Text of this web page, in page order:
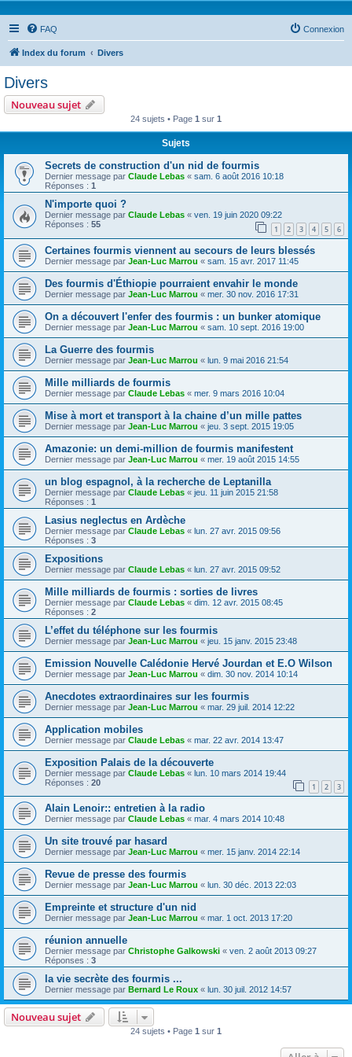
FAQ Connexion
Index du forum Divers
Divers
Nouveau sujet
24 sujets • Page 1 sur 1
Sujets
Secrets de construction d'un nid de fourmis
Dernier message par Claude Lebas « sam. 6 août 2016 10:18
Réponses : 1
N'importe quoi ?
Dernier message par Claude Lebas « ven. 19 juin 2020 09:22
Réponses : 55 1 2 3 4 5 6
Certaines fourmis viennent au secours de leurs blessés
Dernier message par Jean-Luc Marrou « sam. 15 avr. 2017 11:45
Des fourmis d'Éthiopie pourraient envahir le monde
Dernier message par Jean-Luc Marrou « mer. 30 nov. 2016 17:31
On a découvert l'enfer des fourmis : un bunker atomique
Dernier message par Jean-Luc Marrou « sam. 10 sept. 2016 19:00
La Guerre des fourmis
Dernier message par Jean-Luc Marrou « lun. 9 mai 2016 21:54
Mille milliards de fourmis
Dernier message par Claude Lebas « mer. 9 mars 2016 10:04
Mise à mort et transport à la chaine d’un mille pattes
Dernier message par Jean-Luc Marrou « jeu. 3 sept. 2015 19:05
Amazonie: un demi-million de fourmis manifestent
Dernier message par Jean-Luc Marrou « mer. 19 août 2015 14:55
un blog espagnol, à la recherche de Leptanilla
Dernier message par Claude Lebas « jeu. 11 juin 2015 21:58
Réponses : 1
Lasius neglectus en Ardèche
Dernier message par Claude Lebas « lun. 27 avr. 2015 09:56
Réponses : 3
Expositions
Dernier message par Claude Lebas « lun. 27 avr. 2015 09:52
Mille milliards de fourmis : sorties de livres
Dernier message par Claude Lebas « dim. 12 avr. 2015 08:45
Réponses : 2
L’effet du téléphone sur les fourmis
Dernier message par Jean-Luc Marrou « jeu. 15 janv. 2015 23:48
Emission Nouvelle Calédonie Hervé Jourdan et E.O Wilson
Dernier message par Jean-Luc Marrou « dim. 30 nov. 2014 10:14
Anecdotes extraordinaires sur les fourmis
Dernier message par Jean-Luc Marrou « mar. 29 juil. 2014 12:22
Application mobiles
Dernier message par Claude Lebas « mar. 22 avr. 2014 13:47
Exposition Palais de la découverte
Dernier message par Claude Lebas « lun. 10 mars 2014 19:44
Réponses : 20 1 2 3
Alain Lenoir:: entretien à la radio
Dernier message par Claude Lebas « mar. 4 mars 2014 10:48
Un site trouvé par hasard
Dernier message par Jean-Luc Marrou « mer. 15 janv. 2014 22:14
Revue de presse des fourmis
Dernier message par Jean-Luc Marrou « lun. 30 déc. 2013 22:03
Empreinte et structure d'un nid
Dernier message par Jean-Luc Marrou « mar. 1 oct. 2013 17:20
réunion annuelle
Dernier message par Christophe Galkowski « ven. 2 août 2013 09:27
Réponses : 3
la vie secrète des fourmis ...
Dernier message par Bernard Le Roux « lun. 30 juil. 2012 14:57
Nouveau sujet
24 sujets • Page 1 sur 1